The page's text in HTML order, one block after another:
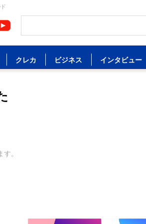
クレカ ビジネス インタビュー
。